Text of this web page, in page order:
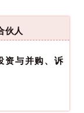
伙人
资与并购、诉